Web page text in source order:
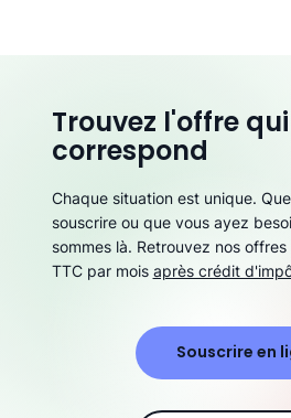
Trouvez l'offre
correspond
Chaque situation est unique.
souscrire ou que vous ayez
sommes là. Retrouvez nos
TTC par mois après crédit
Souscrire en